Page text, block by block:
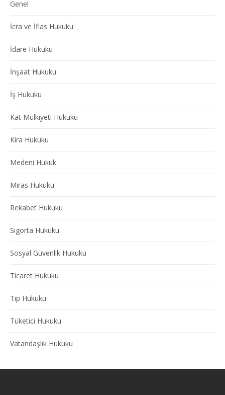
Genel
İcra ve İflas Hukuku
İdare Hukuku
İnşaat Hukuku
İş Hukuku
Kat Mülkiyeti Hukuku
Kira Hukuku
Medeni Hukuk
Miras Hukuku
Rekabet Hukuku
Sigorta Hukuku
Sosyal Güvenlik Hukuku
Ticaret Hukuku
Tıp Hukuku
Tüketici Hukuku
Vatandaşlık Hukuku